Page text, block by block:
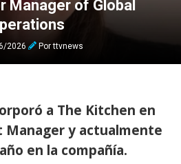
Manager of Global
2026 Porttvnews
a The Kitchen en
Manager y actualmente
en la compañía.